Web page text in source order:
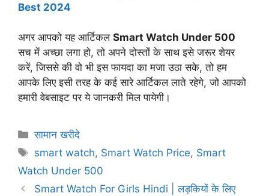
Best 2024
अगर आपको यह आर्टिकल Smart Watch Under 500
सच में अच्छा लगा हो, तो अपने दोस्तों के साथ इसे जरूर शेयर
करें, जिससे की वो भी इस फायदा का मजा उठा सके, तो हम
आपके लिए इसी तरह के कई सारे आर्टिकल लाते रहेगे, जो आपको
हमारी वेबसाइट पर ये जानकरी मिल पायेगी।
Categories
सामान खरीदे
Tags
smart watch, Smart Watch Price, Smart
Watch Under 500
Smart Watch For Girls Hindi | लड़कियों के लिए